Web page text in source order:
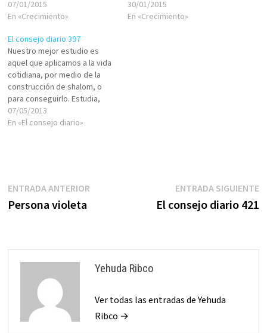
CABALATERAPIA:
http://serjudio.com/nosotros/
07/01/2015
En «Crecimiento»
identidad, la formada por las
máscaras, imposturas,
30/01/2015
En «Crecimiento»
El consejo diario 397
Nuestro mejor estudio es
aquel que aplicamos a la vida
cotidiana, por medio de la
construcción de shalom, o
para conseguirlo. Estudia,
aplica, vive.
07/05/2013
En «El consejo diario»
Navegación
de
ENTRADA ANTERIOREntrada
Persona violeta
ENTRADA SIGUIENTE
El consejo diario 421
Yehuda Ribco
Ver todas las entradas de Yehuda
Ribco →